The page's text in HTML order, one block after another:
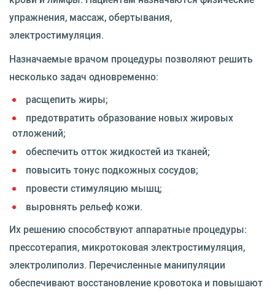
упражнения, массаж, обертывания,
электростимуляция.
Назначаемые врачом процедуры позволяют решить
несколько задач одновременно:
расщепить жиры;
предотвратить образование новых жировых
отложений;
обеспечить отток жидкостей из тканей;
повысить тонус подкожных сосудов;
провести стимуляцию мышц;
выровнять рельеф кожи.
Их решению способствуют аппаратные процедуры:
прессотерапия, микротоковая электростимуляция,
электролиполиз. Перечисленные манипуляции
обеспечивают восстановление кровотока и повышают